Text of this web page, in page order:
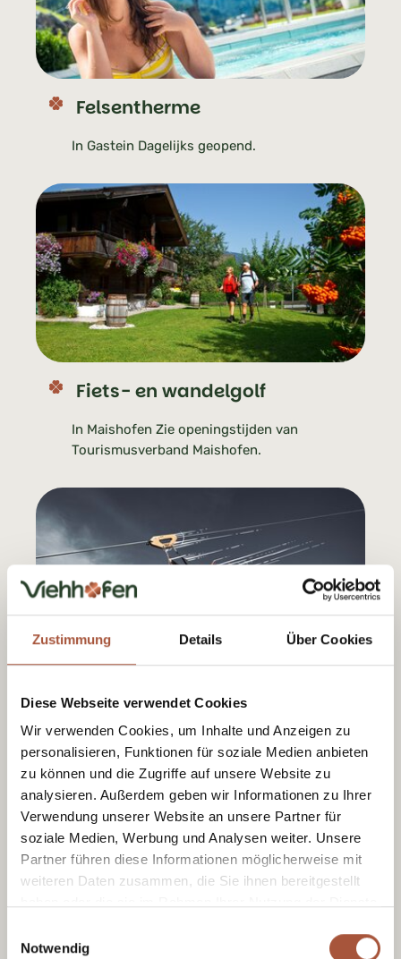
Zustimmung Details Über Cookies
Diese Webseite verwendet Cookies
Wir verwenden Cookies, um Inhalte und Anzeigen zu
personalisieren, Funktionen für soziale Medien anbieten
zu können und die Zugriffe auf unsere Website zu
analysieren. Außerdem geben wir Informationen zu Ihrer
Verwendung unserer Website an unsere Partner für
soziale Medien, Werbung und Analysen weiter. Unsere
Partner führen diese Informationen möglicherweise mit
weiteren Daten zusammen, die Sie ihnen bereitgestellt
Notwendig
Felsentherme
In Gastein Dagelijks geopend.
Fiets- en wandelgolf
In Maishofen Zie openingstijden van
Tourismusverband Maishofen.
Flying Fox XXL
In Leogang Een vliegbelevenis voor het hele
gezin. Op aanvraag.